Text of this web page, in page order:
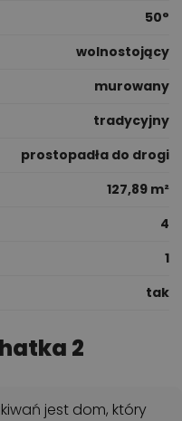
50°
wolnostojący
murowany
tradycyjny
prostopadła do drogi
127,89 m²
4
1
tak
2
jest dom, który